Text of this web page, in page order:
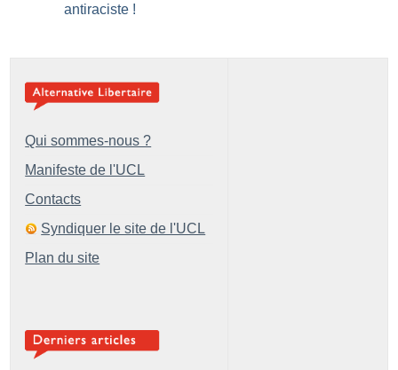
antiraciste !
Qui sommes-nous ?
Manifeste de l'UCL
Contacts
Syndiquer le site de l'UCL
Plan du site